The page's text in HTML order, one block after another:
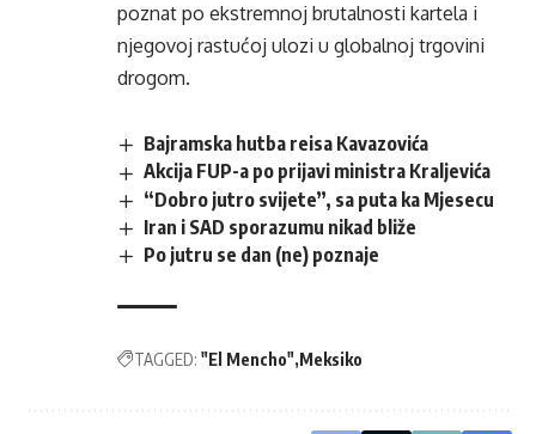
poznat po ekstremnoj brutalnosti kartela i
njegovoj rastućoj ulozi u globalnoj trgovini
drogom.
Bajramska hutba reisa Kavazovića
Akcija FUP-a po prijavi ministra Kraljevića
“Dobro jutro svijete”, sa puta ka Mjesecu
Iran i SAD sporazumu nikad bliže
Po jutru se dan (ne) poznaje
TAGGED: "El Mencho" Meksiko